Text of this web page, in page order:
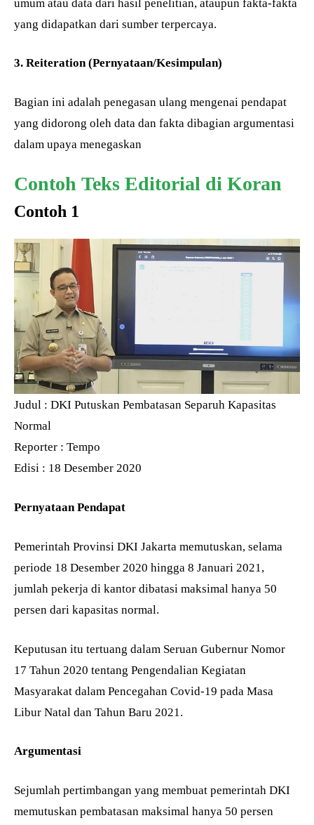
umum atau data dari hasil penelitian, ataupun fakta-fakta
yang didapatkan dari sumber terpercaya.
3. Reiteration (Pernyataan/Kesimpulan)
Bagian ini adalah penegasan ulang mengenai pendapat
yang didorong oleh data dan fakta dibagian argumentasi
dalam upaya menegaskan
Contoh Teks Editorial di Koran
Contoh 1
Judul : DKI Putuskan Pembatasan Separuh Kapasitas
Normal
Reporter : Tempo
Edisi : 18 Desember 2020
Pernyataan Pendapat
Pemerintah Provinsi DKI Jakarta memutuskan, selama
periode 18 Desember 2020 hingga 8 Januari 2021,
jumlah pekerja di kantor dibatasi maksimal hanya 50
persen dari kapasitas normal.
Keputusan itu tertuang dalam Seruan Gubernur Nomor
17 Tahun 2020 tentang Pengendalian Kegiatan
Masyarakat dalam Pencegahan Covid-19 pada Masa
Libur Natal dan Tahun Baru 2021.
Argumentasi
Sejumlah pertimbangan yang membuat pemerintah DKI
memutuskan pembatasan maksimal hanya 50 persen